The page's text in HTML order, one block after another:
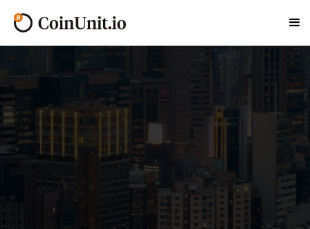
在CoinUnit.io，作為香港首屈一指的比特幣ATM網
絡，我們致力於革新您的加密貨幣交易方式。我們在柴
灣擁有戰略性的布局，確保您隨時都能輕鬆存取比特幣
和各種其他數字貨幣。